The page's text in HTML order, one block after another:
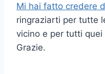
Mi hai fatto credere
ringraziarti per tutte
vicino e per tutti
Grazie.